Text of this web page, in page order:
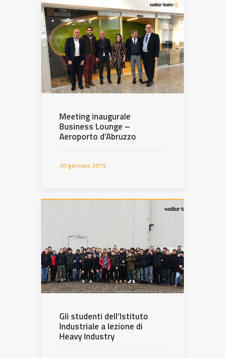
Meeting inaugurale
Business Lounge –
Aeroporto d’Abruzzo
10 gennaio 2019
Gli studenti dell’Istituto
Industriale a lezione di
Heavy Industry